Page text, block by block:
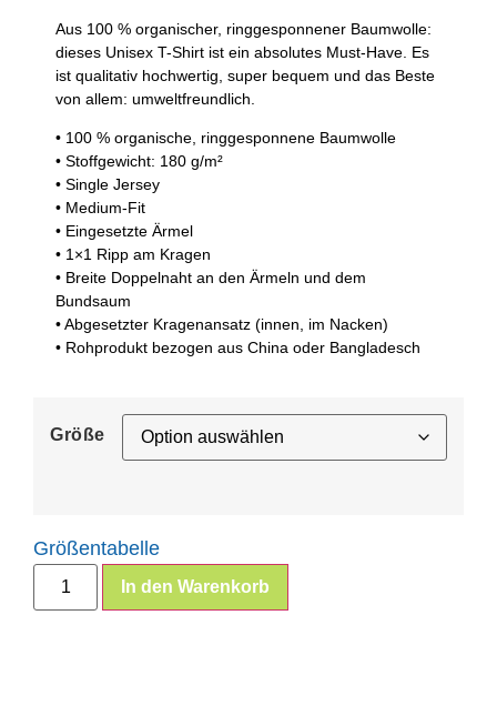
Aus 100 % organischer, ringgesponnener Baumwolle:
dieses Unisex T-Shirt ist ein absolutes Must-Have. Es
ist qualitativ hochwertig, super bequem und das Beste
von allem: umweltfreundlich.
• 100 % organische, ringgesponnene Baumwolle
• Stoffgewicht: 180 g/m²
• Single Jersey
• Medium-Fit
• Eingesetzte Ärmel
• 1×1 Ripp am Kragen
• Breite Doppelnaht an den Ärmeln und dem
Bundsaum
• Abgesetzter Kragenansatz (innen, im Nacken)
• Rohprodukt bezogen aus China oder Bangladesch
Größe
Größentabelle
In den Warenkorb